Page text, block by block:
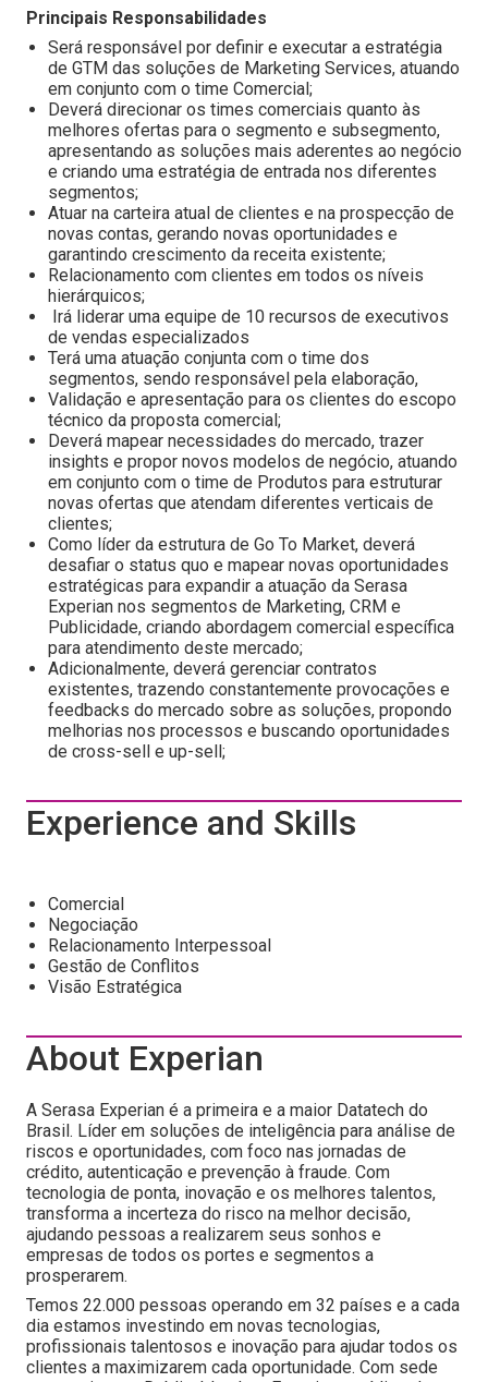
Principais Responsabilidades
Será responsável por definir e executar a estratégia
de GTM das soluções de Marketing Services, atuando
em conjunto com o time Comercial;
Deverá direcionar os times comerciais quanto às
melhores ofertas para o segmento e subsegmento,
apresentando as soluções mais aderentes ao negócio
e criando uma estratégia de entrada nos diferentes
segmentos;
Atuar na carteira atual de clientes e na prospecção de
novas contas, gerando novas oportunidades e
garantindo crescimento da receita existente;
Relacionamento com clientes em todos os níveis
hierárquicos;
Irá liderar uma equipe de 10 recursos de executivos
de vendas especializados
Terá uma atuação conjunta com o time dos
segmentos, sendo responsável pela elaboração,
Validação e apresentação para os clientes do escopo
técnico da proposta comercial;
Deverá mapear necessidades do mercado, trazer
insights e propor novos modelos de negócio, atuando
em conjunto com o time de Produtos para estruturar
novas ofertas que atendam diferentes verticais de
clientes;
Como líder da estrutura de Go To Market, deverá
desafiar o status quo e mapear novas oportunidades
estratégicas para expandir a atuação da Serasa
Experian nos segmentos de Marketing, CRM e
Publicidade, criando abordagem comercial específica
para atendimento deste mercado;
Adicionalmente, deverá gerenciar contratos
existentes, trazendo constantemente provocações e
feedbacks do mercado sobre as soluções, propondo
melhorias nos processos e buscando oportunidades
de cross-sell e up-sell;
Experience and Skills
Comercial
Negociação
Relacionamento Interpessoal
Gestão de Conflitos
Visão Estratégica
About Experian
A Serasa Experian é a primeira e a maior Datatech do
Brasil. Líder em soluções de inteligência para análise de
riscos e oportunidades, com foco nas jornadas de
crédito, autenticação e prevenção à fraude. Com
tecnologia de ponta, inovação e os melhores talentos,
transforma a incerteza do risco na melhor decisão,
ajudando pessoas a realizarem seus sonhos e
empresas de todos os portes e segmentos a
prosperarem.
Temos 22.000 pessoas operando em 32 países e a cada
dia estamos investindo em novas tecnologias,
profissionais talentosos e inovação para ajudar todos os
clientes a maximizarem cada oportunidade. Com sede